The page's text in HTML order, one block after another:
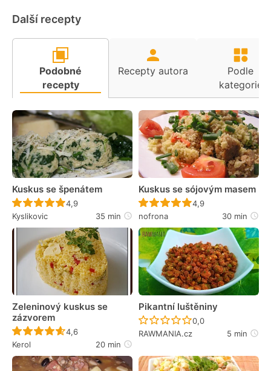
Další recepty
Podobné
recepty
Recepty autora
Podle
kategorie
Kuskus se špenátem
Recept ještě nebyl hodnocen
4,9
Kyslikovic
35 min
Kuskus se sójovým masem
Recept ještě nebyl
4,9
nofrona
30 min
Zeleninový kuskus se
zázvorem
Recept ještě nebyl hodnocen
4,6
Kerol
20 min
Pikantní luštěniny
Recept ještě nebyl
0,0
RAWMANIA.cz
5 min